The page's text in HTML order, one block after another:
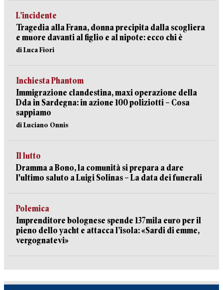
L’incidente
Tragedia alla Frana, donna precipita dalla scogliera
e muore davanti al figlio e al nipote: ecco chi è
di Luca Fiori
Inchiesta Phantom
Immigrazione clandestina, maxi operazione della
Dda in Sardegna: in azione 100 poliziotti – Cosa
sappiamo
di Luciano Onnis
Il lutto
Dramma a Bono, la comunità si prepara a dare
l'ultimo saluto a Luigi Solinas – La data dei funerali
Polemica
Imprenditore bolognese spende 137mila euro per il
pieno dello yacht e attacca l’isola: «Sardi di emme,
vergognatevi»